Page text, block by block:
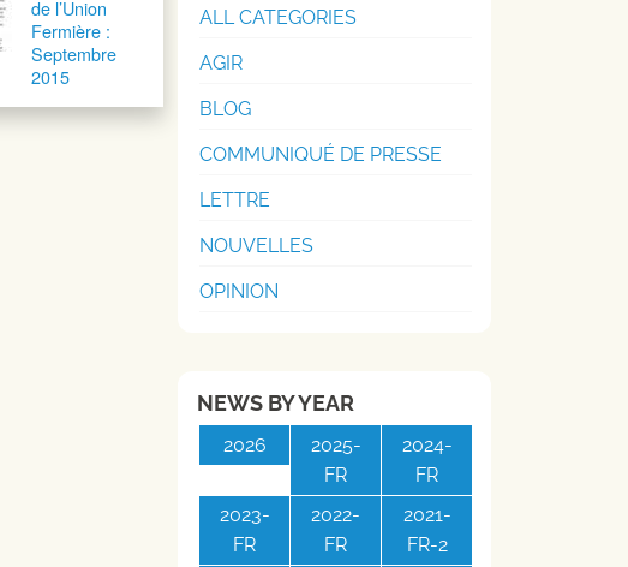
de l’Union
Fermière :
Septembre
2015
ALL CATEGORIES
AGIR
BLOG
COMMUNIQUÉ DE PRESSE
LETTRE
NOUVELLES
OPINION
NEWS BY YEAR
2026
2025-
FR
2024-
FR
2023-
FR
2022-
FR
2021-
FR-2